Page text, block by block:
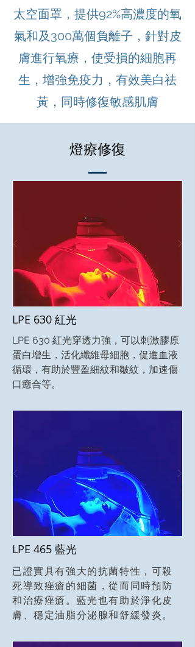
太空面罩，提供92%高濃度的氧
氣和及300萬個負離子，針對皮
膚進行氧療，使受損的細胞再
生，增強免疫力，有效美白祛
黃，同時修復敏感肌膚
燈療修復
LPE 630 紅光
LPE 630 紅光穿透力強，可以刺激膠原
蛋白增生，活化纖維母細胞，促進血液
循環，有助於豐盈細紋和皺紋，加速傷
口癒合等。
LPE 465 藍光
已證實具有強大的抗菌特性，可殺
死導致痤瘡的細菌，從而同時預防
和治療痤瘡。藍光也有助於淨化皮
膚、穩定油脂分泌腺和舒緩發炎。